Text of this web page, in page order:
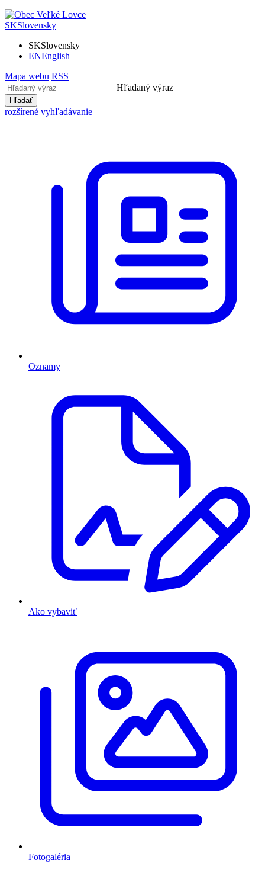
SKSlovensky
SKSlovensky
ENEnglish
Mapa webu RSS
Hľadaný výraz
Hľadať
rozšírené vyhľadávanie
Oznamy
Ako vybaviť
Fotogaléria